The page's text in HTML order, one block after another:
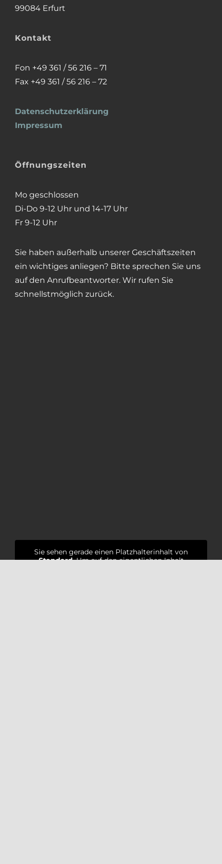
99084 Erfurt
Kontakt
Fon +49 361 / 56 216 – 71
Fax +49 361 / 56 216 – 72
Datenschutzerklärung
Impressum
Öffnungszeiten
Mo geschlossen
Di-Do 9-12 Uhr und 14-17 Uhr
Fr 9-12 Uhr
Sie haben außerhalb unserer Geschäftszeiten
ein wichtiges anliegen? Bitte sprechen Sie uns
auf den Anrufbeantworter. Wir rufen Sie
schnellstmöglich zurück.
Sie sehen gerade einen Platzhalterinhalt von
Standard. Um auf den eigentlichen Inhalt